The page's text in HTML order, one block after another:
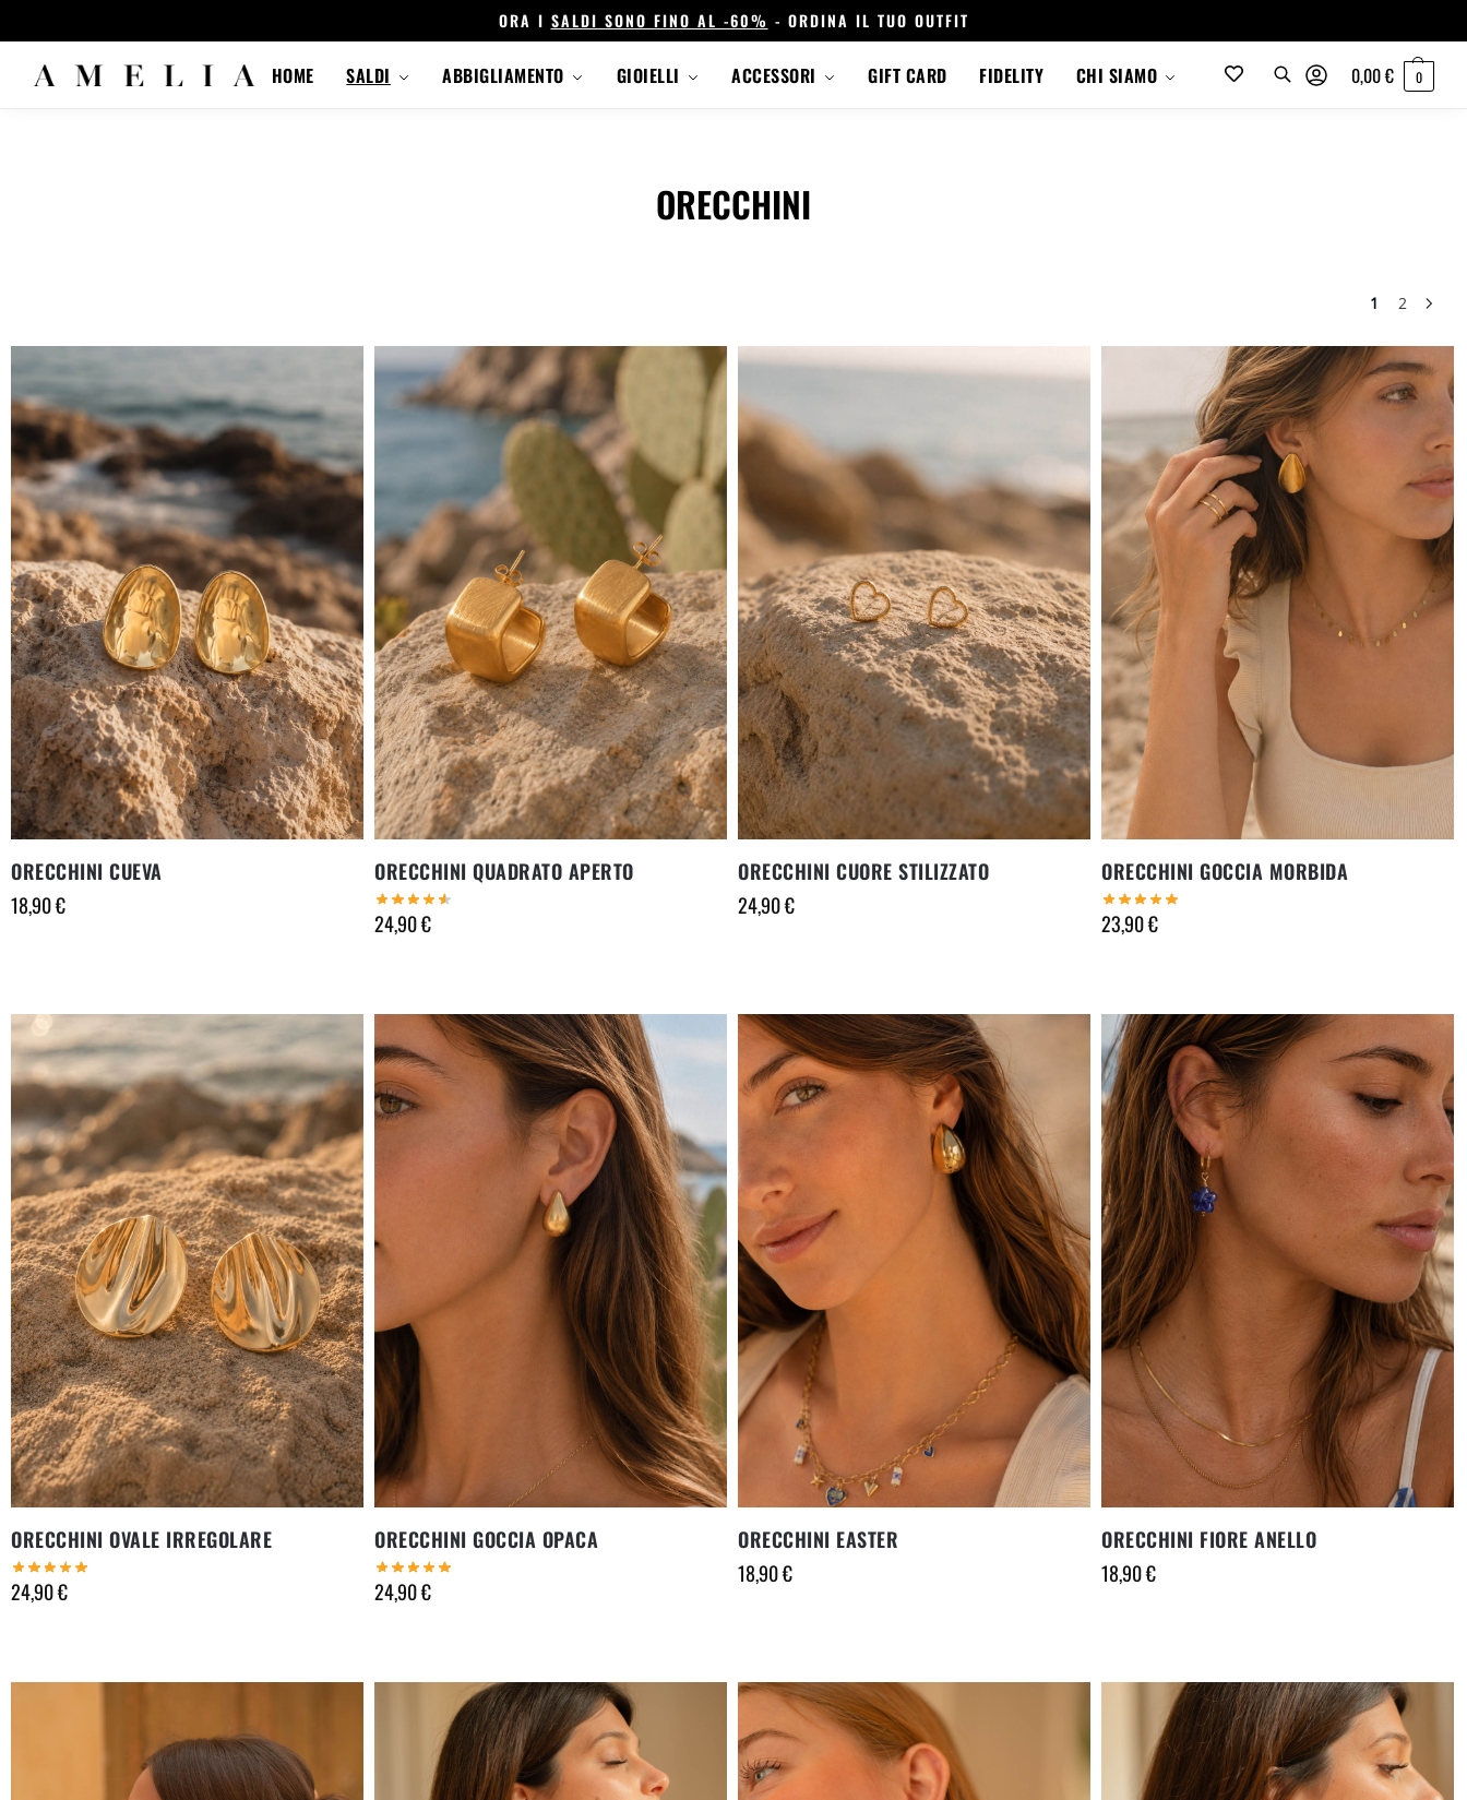
ORA I SALDI SONO FINO AL -60% - ORDINA IL TUO OUTFIT
HOME SALDI ABBIGLIAMENTO GIOIELLI ACCESSORI GIFT CARD FIDELITY CHI SIAMO
Cerca
0,00€ 0
ORECCHINI
1 2
ORECCHINI CUEVA
18,90€
ORECCHINI QUADRATO APERTO
24,90€
ORECCHINI CUORE STILIZZATO
24,90€
ORECCHINI GOCCIA MORBIDA
23,90€
ORECCHINI OVALE IRREGOLARE
24,90€
ORECCHINI GOCCIA OPACA
24,90€
ORECCHINI EASTER
18,90€
ORECCHINI FIORE ANELLO
18,90€